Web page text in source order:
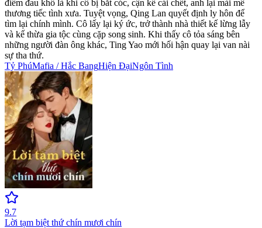
điểm đau khổ là khi cô bị bắt cóc, cận kề cái chết, anh lại mải mê
thương tiếc tình xưa. Tuyệt vọng, Qing Lan quyết định ly hôn để
tìm lại chính mình. Cô lấy lại ký ức, trở thành nhà thiết kế lừng lẫy
và kế thừa gia tộc cùng cặp song sinh. Khi thấy cô tỏa sáng bên
những người đàn ông khác, Ting Yao mới hối hận quay lại van nài
sự tha thứ.
Tỷ PhúMafia / Hắc BangHiện ĐạiNgôn Tình
9.7
Lời tạm biệt thứ chín mươi chín